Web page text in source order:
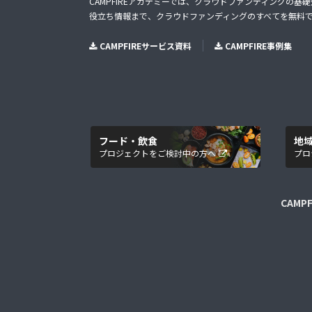
役立ち情報まで、クラウドファンディングのすべてを無料
CAMPFIREサービス資料 CAMPFIRE事例集
フード・飲食
プロジェクトをご検討中の方へ
地
プ